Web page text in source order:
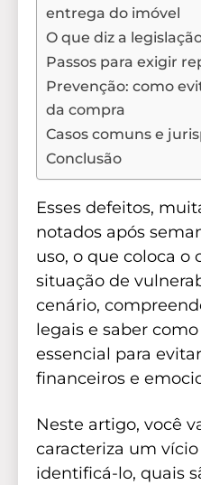
entrega do imóvel
O que diz a
Passos para exigir
Prevenção: como
da compra
Casos comuns e
Conclusão
Esses defeitos,
notados após
uso, o que coloca o
situação de
cenário,
legais e saber
essencial para
financeiros e
Neste artigo, você
caracteriza um
identificá-lo, quais